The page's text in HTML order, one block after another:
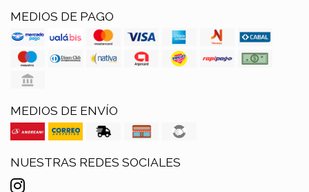
MEDIOS DE PAGO
MEDIOS DE ENVÍO
NUESTRAS REDES SOCIALES